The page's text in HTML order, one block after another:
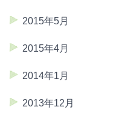
2015年5月
2015年4月
2014年1月
2013年12月